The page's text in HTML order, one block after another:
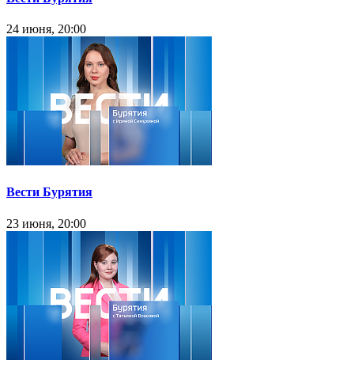
24 июня, 20:00
Вести Бурятия
23 июня, 20:00